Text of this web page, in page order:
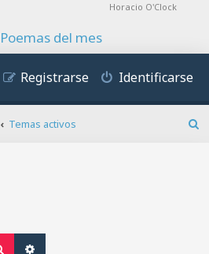
Horacio O'Clock
Poemas del mes
Identificarse
Registrarse
Temas activos
Buscar